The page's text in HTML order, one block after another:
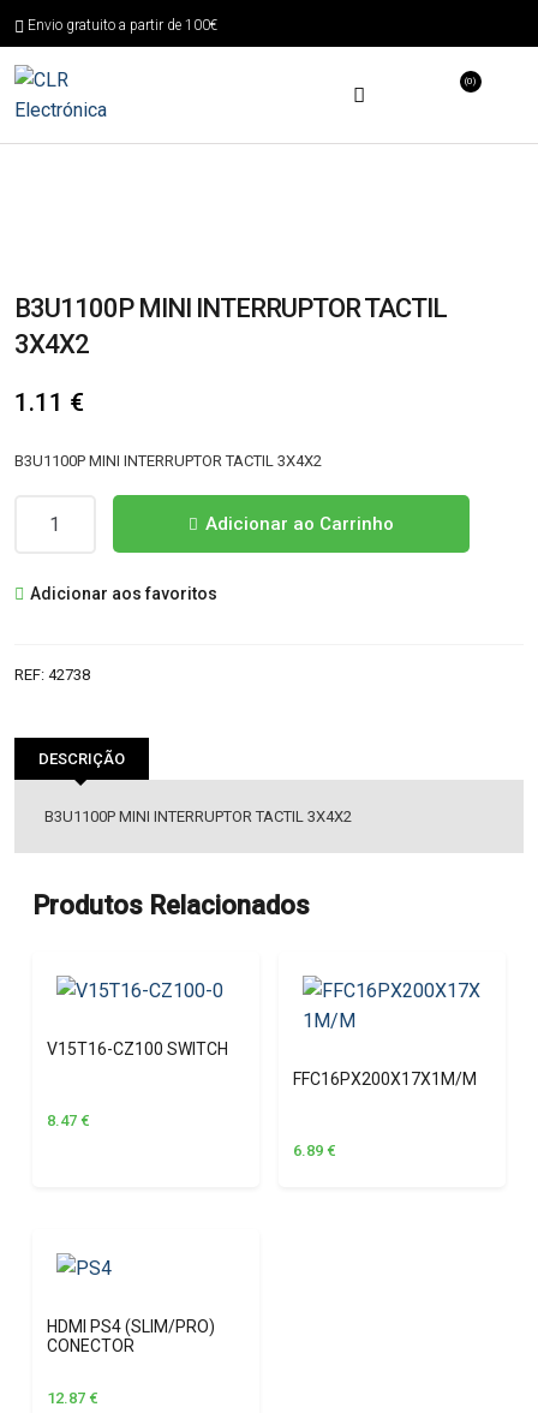
Envio gratuito a partir de 100€
(0)
B3U1100P MINI INTERRUPTOR TACTIL
3X4X2
1.11 €
B3U1100P MINI INTERRUPTOR TACTIL 3X4X2
MINI
Adicionar ao Carrinho
Adicionar aos favoritos
REF: 42738
DESCRIÇÃO
B3U1100P MINI INTERRUPTOR TACTIL 3X4X2
Produtos Relacionados
V15T16-CZ100 SWITCH
8.47 €
FFC16PX200X17X1M/M
6.89 €
HDMI PS4 (SLIM/PRO)
CONECTOR
12.87 €